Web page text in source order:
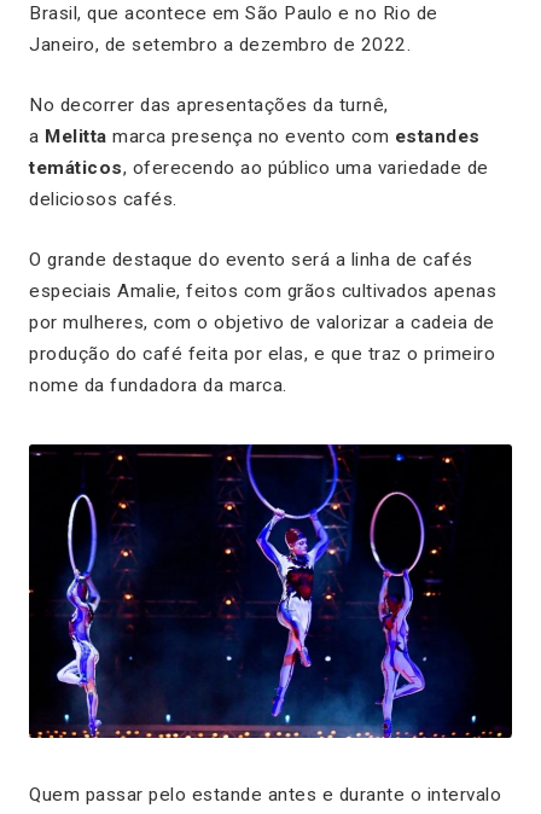
Brasil, que acontece em São Paulo e no Rio de
Janeiro, de setembro a dezembro de 2022.
No decorrer das apresentações da turnê,
a Melitta marca presença no evento com estandes
temáticos, oferecendo ao público uma variedade de
deliciosos cafés.
O grande destaque do evento será a linha de cafés
especiais Amalie, feitos com grãos cultivados apenas
por mulheres, com o objetivo de valorizar a cadeia de
produção do café feita por elas, e que traz o primeiro
nome da fundadora da marca.
Quem passar pelo estande antes e durante o intervalo